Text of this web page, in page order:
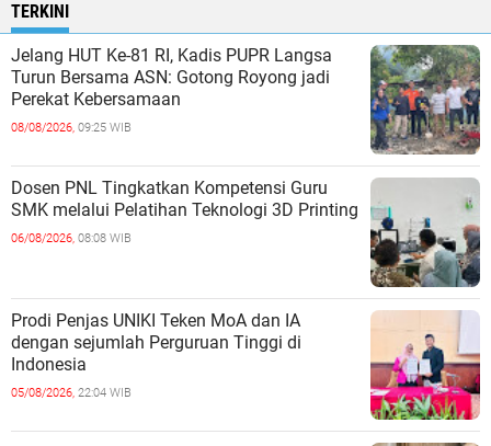
TERKINI
Jelang HUT Ke-81 RI, Kadis PUPR Langsa
Turun Bersama ASN: Gotong Royong jadi
Perekat Kebersamaan
08/08/2026, 09:25 WIB
Dosen PNL Tingkatkan Kompetensi Guru
SMK melalui Pelatihan Teknologi 3D Printing
06/08/2026, 08:08 WIB
Prodi Penjas UNIKI Teken MoA dan IA
dengan sejumlah Perguruan Tinggi di
Indonesia
05/08/2026, 22:04 WIB